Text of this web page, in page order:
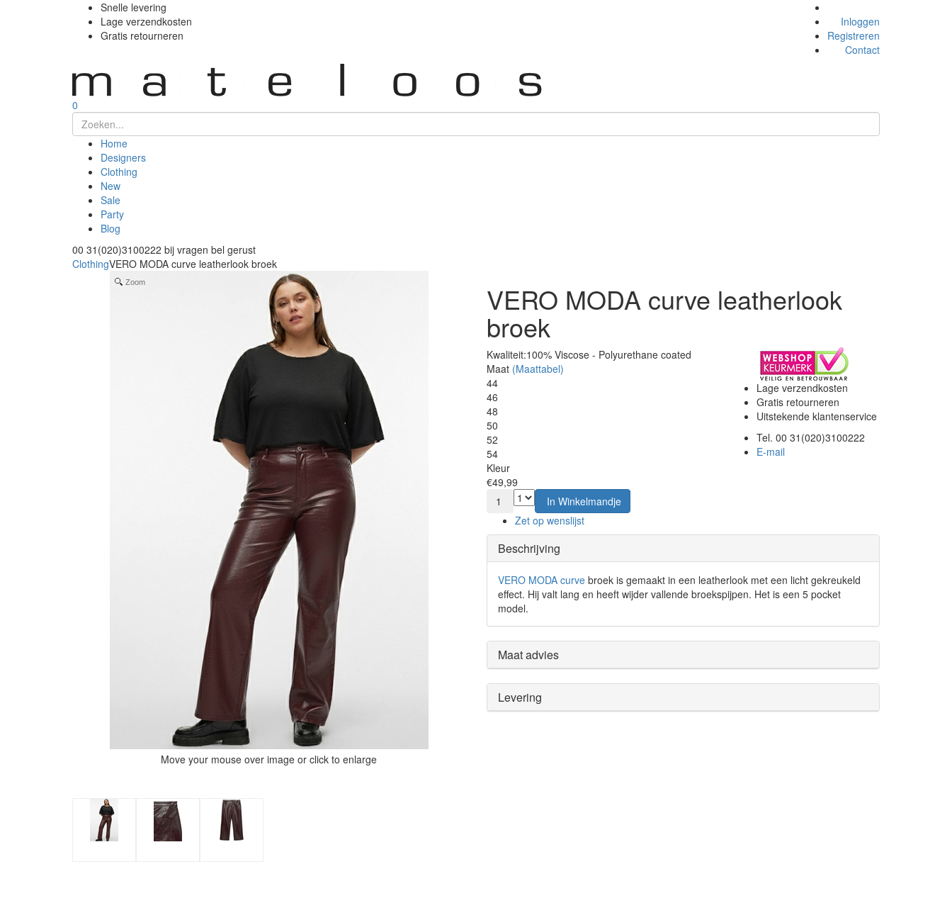
Snelle levering
Lage verzendkosten
Gratis retourneren
Inloggen
Registreren
Contact
0
Home
Designers
Clothing
New
Sale
Party
Blog
00 31(020)3100222 bij vragen bel gerust
ClothingVERO MODA curve leatherlook broek
Zoom
Move your mouse over image or click to enlarge
VERO MODA curve leatherlook
broek
Kwaliteit:100% Viscose - Polyurethane coated
Maat (Maattabel)
44
46
48
50
52
54
Kleur
€49,99
1
In Winkelmandje
Zet op wenslijst
Lage verzendkosten
Gratis retourneren
Uitstekende klantenservice
Tel. 00 31(020)3100222
E-mail
Beschrijving
VERO MODA curve broek is gemaakt in een leatherlook met een licht gekreukeld
effect. Hij valt lang en heeft wijder vallende broekspijpen. Het is een 5 pocket
model.
Maat advies
Levering